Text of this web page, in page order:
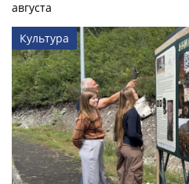
августа
Культура